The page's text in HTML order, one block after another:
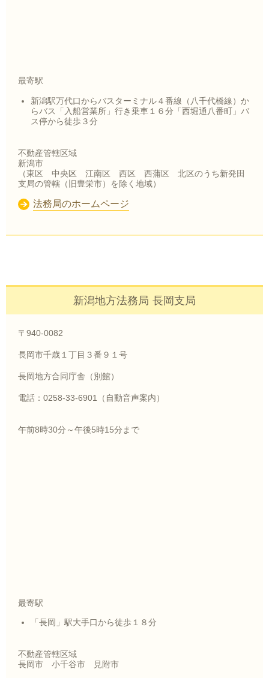
最寄駅
新潟駅万代口からバスターミナル４番線（八千代橋線）か
らバス「入船営業所」行き乗車１６分「西堀通八番町」バ
ス停から徒歩３分
不動産管轄区域
新潟市
（東区 中央区 江南区 西区 西蒲区 北区のうち新発田
支局の管轄（旧豊栄市）を除く地域）
法務局のホームページ
新潟地方法務局 長岡支局
〒940-0082
長岡市千歳１丁目３番９１号
長岡地方合同庁舎（別館）
電話：0258-33-6901（自動音声案内）
午前8時30分～午後5時15分まで
最寄駅
「長岡」駅大手口から徒歩１８分
不動産管轄区域
長岡市 小千谷市 見附市